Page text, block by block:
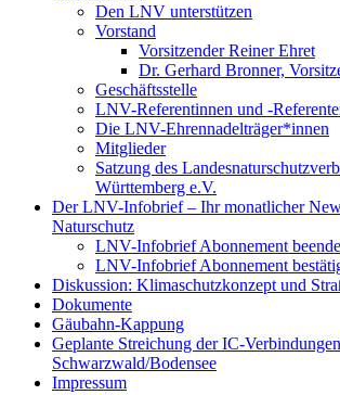
Den LNV unterstützen
Vorstand
Vorsitzender Reiner Ehret
Dr. Gerhard Bronner,
Geschäftsstelle
LNV-Referentinnen und -
Die LNV-Ehrennadelträger*innen
Mitglieder
Satzung des
Württemberg e.V.
Der LNV-Infobrief – Ihr monatlicher
Naturschutz
LNV-Infobrief Abonnement
LNV-Infobrief Abonnement
Diskussion: Klimaschutzkonzept und
Dokumente
Gäubahn-Kappung
Geplante Streichung der IC-Verbindungen
Schwarzwald/Bodensee
Impressum